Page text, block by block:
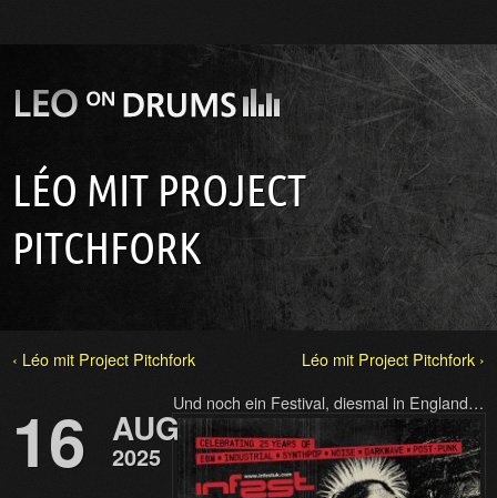
LÉO MIT PROJECT
PITCHFORK
‹ Léo mit Project Pitchfork Léo mit Project Pitchfork ›
16 AUG
2025
Und noch ein Festival, diesmal in England…